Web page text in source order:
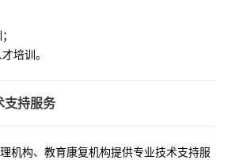
培训。
支持服务
机构、教育康复机构提供专业技术支持服